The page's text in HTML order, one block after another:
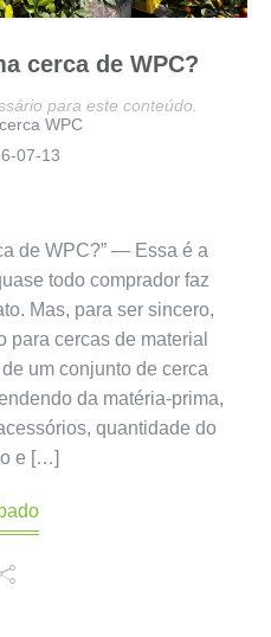
cerca de WPC?
para este conteúdo.
WPC
07-13
de WPC?” — Essa é a
todo comprador faz
Mas, para ser sincero,
para cercas de material
um conjunto de cerca
da matéria-prima,
quantidade do
e […]